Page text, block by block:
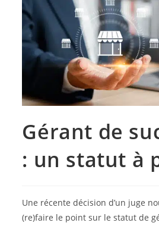
Gérant de
: un statut à
Une récente décision d’un juge
(re)faire le point sur le statut de